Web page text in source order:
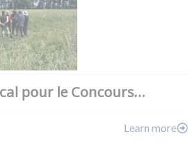
pour le Concours…
Learn more